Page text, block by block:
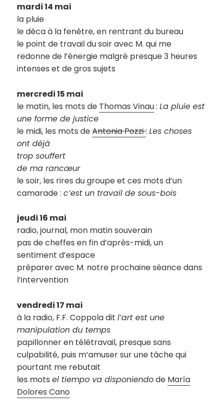
mardi 14 mai
la pluie
le déca à la fenêtre, en rentrant du bureau
le point de travail du soir avec M. qui me
redonne de l’énergie malgré presque 3 heures
intenses et de gros sujets
mercredi 15 mai
le matin, les mots de Thomas Vinau:La pluie est
une forme de justice
le midi, les mots deAntonia Pozzi:Les choses
ont déjà
trop souffert
de ma rancœur
le soir, les rires du groupe et ces mots d’un
camarade :c’est un travail de sous-bois
jeudi 16 mai
radio, journal, mon matin souverain
pas de cheffes en fin d’après-midi, un
sentiment d’espace
préparer avec M. notre prochaine séance dans
l’intervention
vendredi 17 mai
à la radio, F.F. Coppola ditl’art est une
manipulation du temps
papillonner en télétravail, presque sans
culpabilité, puis m’amuser sur une tâche qui
pourtant me rebutait
les motsel tiempo va disponiendode María
Dolores Cano